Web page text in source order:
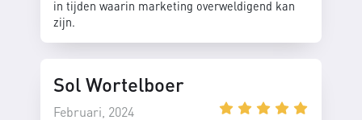
in tijden waarin marketing overweldigend kan
zijn.
Sol Wortelboer
Februari, 2024